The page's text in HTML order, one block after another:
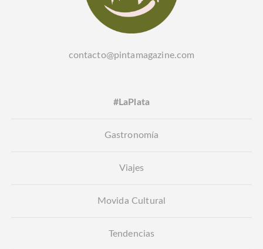
contacto@pintamagazine.com
#LaPlata
Gastronomía
Viajes
Movida Cultural
Tendencias